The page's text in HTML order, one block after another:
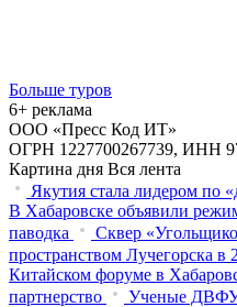
Больше туров
6+ реклама
ООО «Пресс Код ИТ»
ОГРН 1227700267739, ИНН
Картина дня Вся лента
Якутия стала лидером по
В Хабаровске объявили
паводка
Сквер
пространством Лучегорска в
Китайском форуме в
партнерство
Ученые ДВФУ